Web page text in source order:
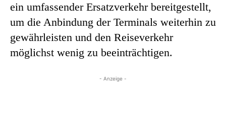
ein umfassender Ersatzverkehr bereitgestellt,
um die Anbindung der Terminals weiterhin zu
gewährleisten und den Reiseverkehr
möglichst wenig zu beeinträchtigen.
- Anzeige -